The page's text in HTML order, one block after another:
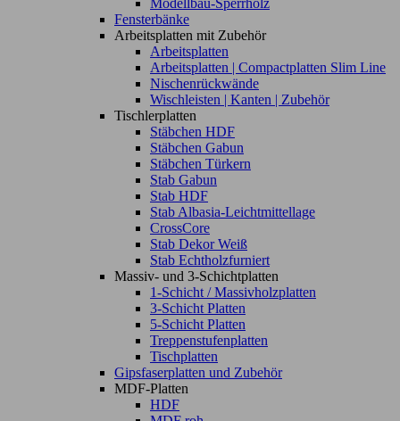
Modellbau-Sperrholz
Fensterbänke
Arbeitsplatten mit Zubehör
Arbeitsplatten
Arbeitsplatten | Compactplatten Slim Line
Nischenrückwände
Wischleisten | Kanten | Zubehör
Tischlerplatten
Stäbchen HDF
Stäbchen Gabun
Stäbchen Türkern
Stab Gabun
Stab HDF
Stab Albasia-Leichtmittellage
CrossCore
Stab Dekor Weiß
Stab Echtholzfurniert
Massiv- und 3-Schichtplatten
1-Schicht / Massivholzplatten
3-Schicht Platten
5-Schicht Platten
Treppenstufenplatten
Tischplatten
Gipsfaserplatten und Zubehör
MDF-Platten
HDF